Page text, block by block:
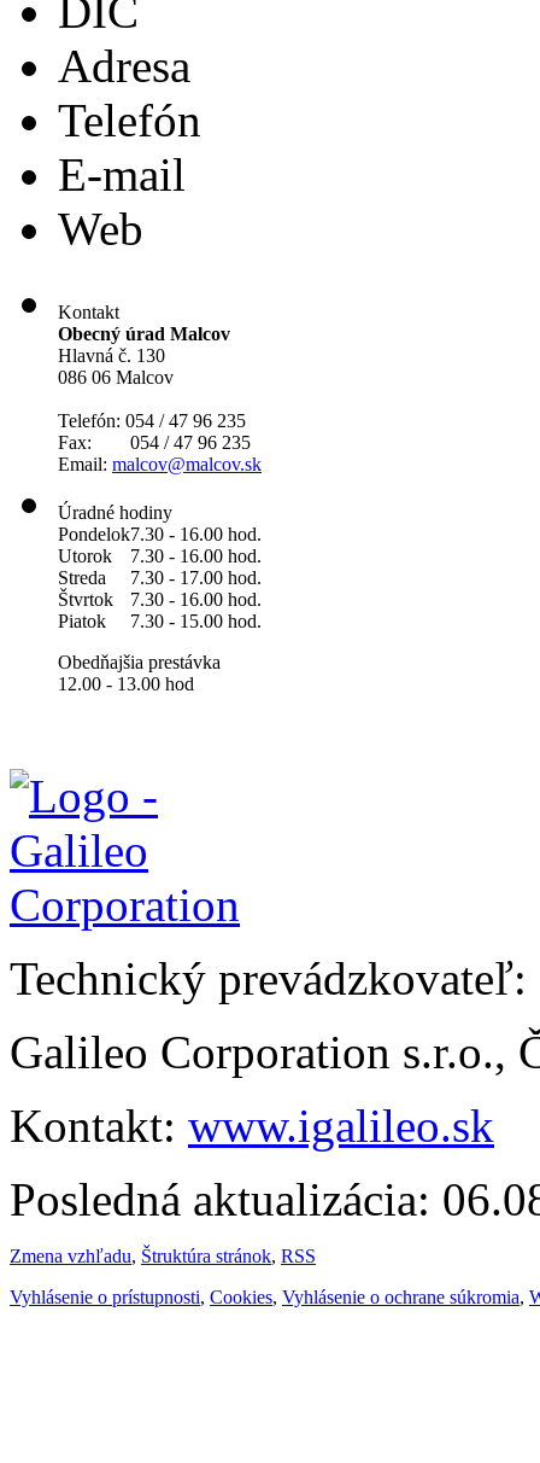
DIČ
Adresa
Telefón
E-mail
Web
Kontakt
Obecný úrad Malcov
Hlavná č. 130
086 06 Malcov
Telefón: 054 / 47 96 235
Fax: 054 / 47 96 235
Email: malcov@malcov.sk
Úradné hodiny
Pondelok7.30 - 16.00 hod.
Utorok
7.30 - 16.00 hod.
Streda
7.30 - 17.00 hod.
Štvrtok
7.30 - 16.00 hod.
Piatok
7.30 - 15.00 hod.
Obedňajšia prestávka
12.00 - 13.00 hod
Technický prevádzkovateľ:
Galileo Corporation s.r.o.,
Kontakt: www.igalileo.sk
Posledná aktualizácia:
Zmena vzhľadu, Štruktúra stránok, RSS
Vyhlásenie o prístupnosti, Cookies, Vyhlásenie o ochrane súkromia,